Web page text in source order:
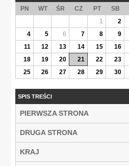
PN WT ŚR CZ PT SB
1
2
4
5 6 7 8 9
11
12 13 14 15 16
18
19 20 21 22 23
25
26 27 28 29 30
SPIS TREŚCI
PIERWSZA STRONA
DRUGA STRONA
KRAJ